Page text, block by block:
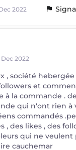
2022
Dec 2022
, société hebergée
et
à la commande .
qui n'ont rien à
commandés
, des likes , des
qui ne veulent
cauchemar